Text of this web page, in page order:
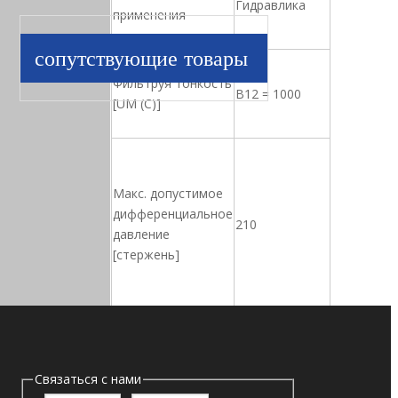
применения
Гидравлика
Фильтруя тонкость
[UM (C)]
B12 = 1000
Макс. допустимое
дифференциальное
давление
[стержень]
210
температура
-25 ℃ до+120
сопутствующие товары
Связаться с нами